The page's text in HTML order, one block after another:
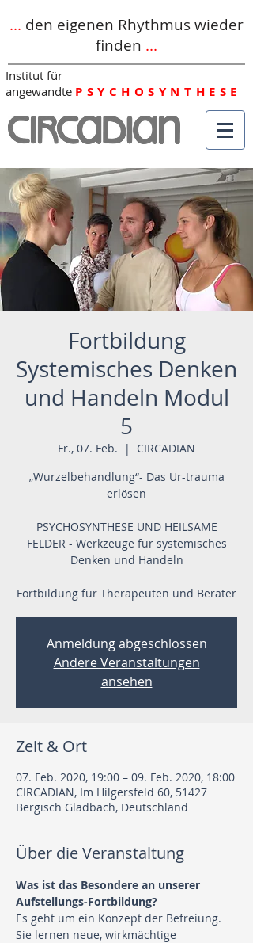
... den eigenen Rhythmus wieder
finden ...
Institut für
angewandte PSYCHOSYNTHESE
Fortbildung
Systemisches Denken
und Handeln Modul
5
Fr., 07. Feb.
  |
CIRCADIAN
„Wurzelbehandlung“- Das Ur-trauma
erlösen
PSYCHOSYNTHESE UND HEILSAME
FELDER - Werkzeuge für systemisches
Denken und Handeln
Fortbildung für Therapeuten und Berater
Anmeldung abgeschlossen
Andere Veranstaltungen
ansehen
Zeit & Ort
07. Feb. 2020, 19:00 – 09. Feb. 2020, 18:00
CIRCADIAN, Im Hilgersfeld 60, 51427
Bergisch Gladbach, Deutschland
Über die Veranstaltung
Was ist das Besondere an unserer
Aufstellungs-Fortbildung?
Es geht um ein Konzept der Befreiung.
Sie lernen neue, wirkmächtige